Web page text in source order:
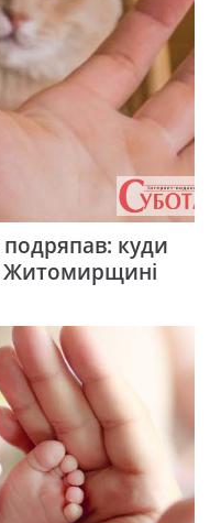
подряпав: куди
Житомирщині